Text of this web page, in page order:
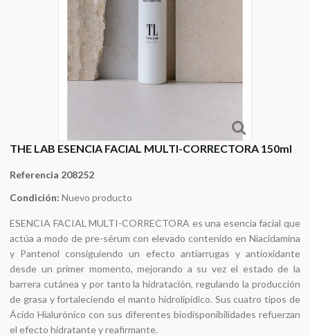
THE LAB ESENCIA FACIAL MULTI-CORRECTORA 150ml
Referencia 208252
Condición: Nuevo producto
ESENCIA FACIAL MULTI-CORRECTORA es una esencia facial que
actúa a modo de pre-sérum con elevado contenido en Niacidamina
y Pantenol consiguiendo un efecto antiarrugas y antioxidante
desde un primer momento, mejorando a su vez el estado de la
barrera cutánea y por tanto la hidratación, regulando la producción
de grasa y fortaleciendo el manto hidrolipídico. Sus cuatro tipos de
Ácido Hialurónico con sus diferentes biodisponibilidades refuerzan
el efecto hidratante y reafirmante.